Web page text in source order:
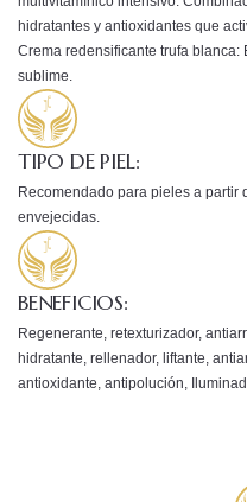
hidratantes y antioxidantes que
Crema redensificante trufa
sublime.
TIPO DE PIEL:
Recomendado para pieles a partir
envejecidas.
BENEFICIOS:
Regenerante, retexturizador,
hidratante, rellenador, liftante,
antioxidante, antipolución,